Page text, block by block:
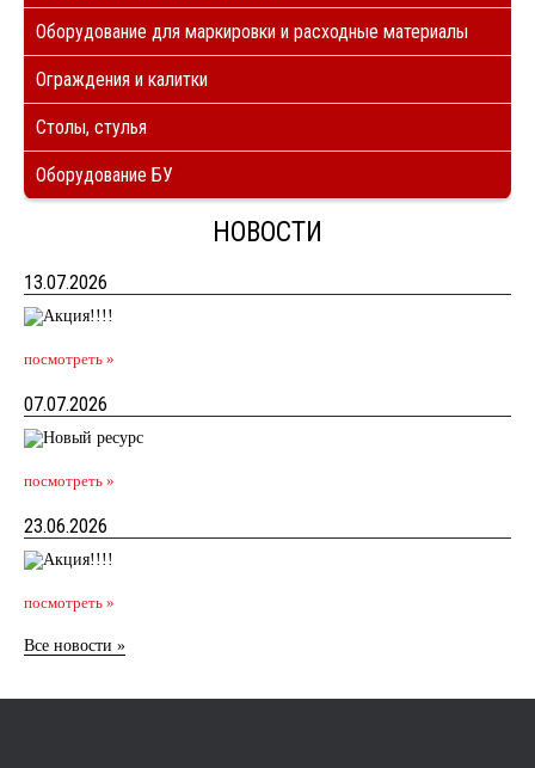
Оборудование для маркировки и расходные материалы
Ограждения и калитки
Столы, стулья
Оборудование БУ
НОВОСТИ
13.07.2026
посмотреть »
07.07.2026
посмотреть »
23.06.2026
посмотреть »
Все новости »